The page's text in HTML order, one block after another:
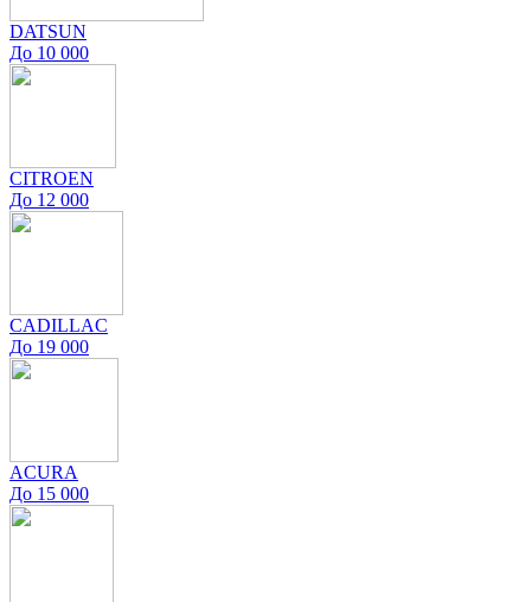
DATSUN
До 10 000
CITROEN
До 12 000
CADILLAC
До 19 000
ACURA
До 15 000